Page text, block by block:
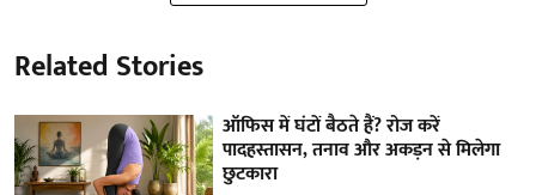
Related Stories
ऑफिस में घंटों बैठते हैं? रोज करें
पादहस्तासन, तनाव और अकड़न से मिलेगा
छुटकारा